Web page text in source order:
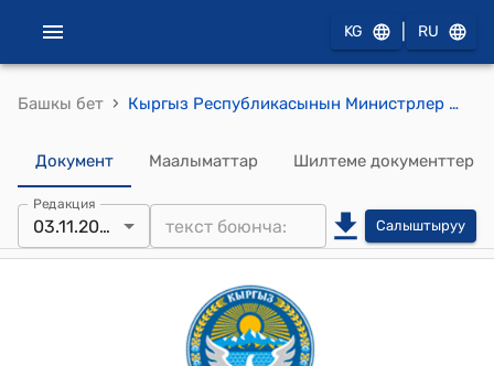
KG RU
Башкы бет › Кыргыз Республикасынын Министрлер Кабинетинин 2023-жылдын 3-ноябрындагы № 588 "Кыргыз Республикасынын Министрлер Кабинетинин 2022-жылдын 11-мартындагы № 120 "Кыргыз Республикасынын мамлекеттик органдарында жана жергиликтүү өз алдынча башкаруу органдарында адам ресурстарын башкаруунун автоматташтырылган маалыматтык системасы жөнүндө" токтомуна өзгөртүү киргизүү тууралуу" токтому
Документ Маалыматтар Шилтеме документтер
Редакция
03.11.2023 Салыштыруу